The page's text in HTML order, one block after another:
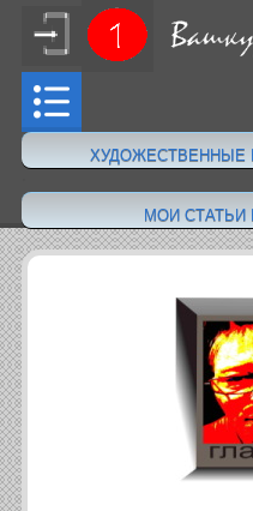
ХУДОЖЕСТВЕННЫЕ
МОИ СТАТЬИ